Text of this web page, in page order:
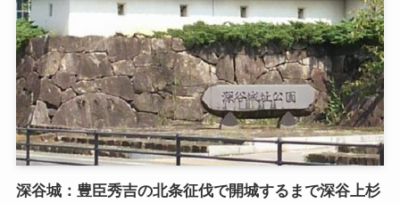
深谷城：豊臣秀吉の北条征伐で開城するまで深谷上杉